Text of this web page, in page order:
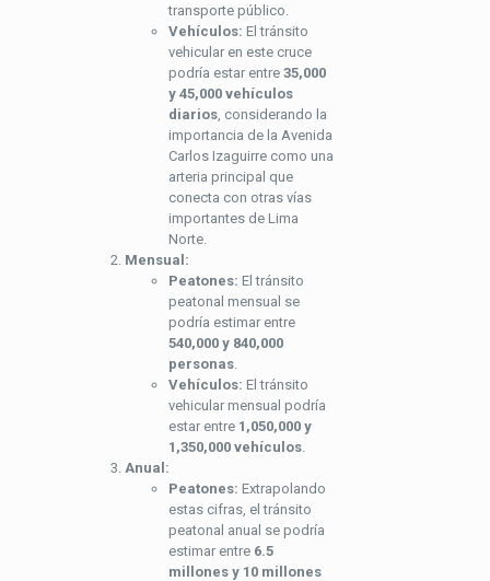
transporte público.
Vehículos: El tránsito
vehicular en este cruce
podría estar entre 35,000
y 45,000 vehículos
diarios , considerando la
importancia de la Avenida
Carlos Izaguirre como una
arteria principal que
conecta con otras vías
importantes de Lima
Norte.
Mensual:
Peatones: El tránsito
peatonal mensual se
podría estimar entre
540,000 y 840,000
personas
Vehículos: El tránsito
vehicular mensual podría
estar entre 1,050,000 y
1,350,000 vehículos
Anual:
Peatones: Extrapolando
estas cifras, el tránsito
peatonal anual se podría
estimar entre 6.5
millones y 10 millones